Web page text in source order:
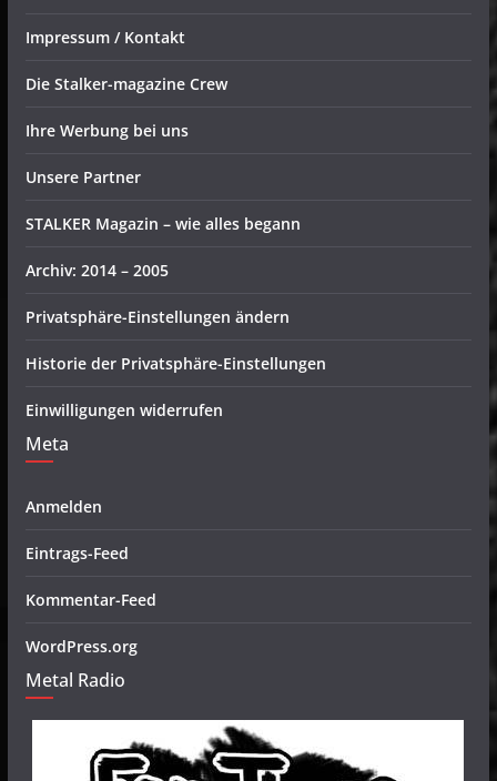
Impressum / Kontakt
Die Stalker-magazine Crew
Ihre Werbung bei uns
Unsere Partner
STALKER Magazin – wie alles begann
Archiv: 2014 – 2005
Privatsphäre-Einstellungen ändern
Historie der Privatsphäre-Einstellungen
Einwilligungen widerrufen
Meta
Anmelden
Eintrags-Feed
Kommentar-Feed
WordPress.org
Metal Radio